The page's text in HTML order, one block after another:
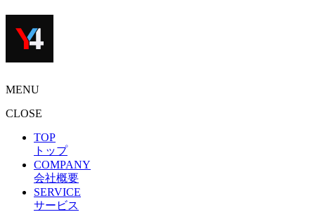
MENU
CLOSE
TOP
トップ
COMPANY
会社概要
SERVICE
サービス